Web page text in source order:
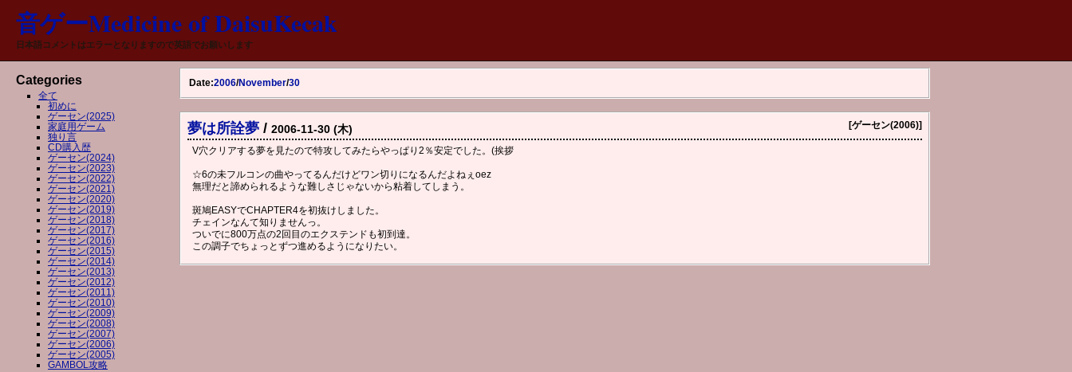
音ゲーMedicine of DaisuKecak
日本語コメントはエラーとなりますので英語でお願いします
Date:2006/November/30
[ゲーセン(2006)]
夢は所詮夢 / 2006-11-30 (木)
V穴クリアする夢を見たので特攻してみたらやっぱり2％安定でした。(挨拶
☆6の未フルコンの曲やってるんだけどワン切りになるんだよねぇoez
無理だと諦められるような難しさじゃないから粘着してしまう。
斑鳩EASYでCHAPTER4を初抜けしました。
チェインなんて知りませんっ。
ついでに800万点の2回目のエクステンドも初到達。
この調子でちょっとずつ進めるようになりたい。
Categories
全て
初めに
ゲーセン(2025)
家庭用ゲーム
独り言
CD購入歴
ゲーセン(2024)
ゲーセン(2023)
ゲーセン(2022)
ゲーセン(2021)
ゲーセン(2020)
ゲーセン(2019)
ゲーセン(2018)
ゲーセン(2017)
ゲーセン(2016)
ゲーセン(2015)
ゲーセン(2014)
ゲーセン(2013)
ゲーセン(2012)
ゲーセン(2011)
ゲーセン(2010)
ゲーセン(2009)
ゲーセン(2008)
ゲーセン(2007)
ゲーセン(2006)
ゲーセン(2005)
GAMBOL攻略